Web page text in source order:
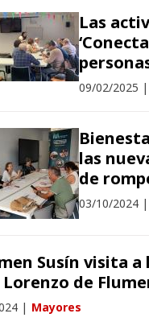
Las
09/02/2025 |
las
de
03/10/2024 |
Susín visita
Lorenzo de
| Mayores